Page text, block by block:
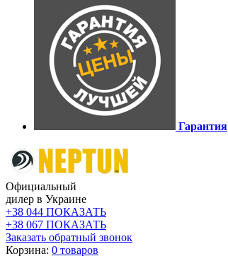
Гарантия
Официальный
дилер в Украине
+38 044 ПОКАЗАТЬ
+38 067 ПОКАЗАТЬ
Заказать обратный звонок
Корзина: 0 товаров